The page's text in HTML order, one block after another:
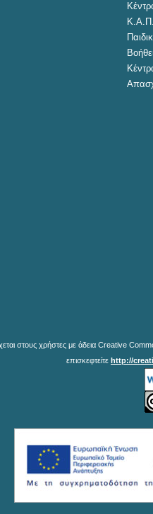
στους χρήστες με άδεια Creative
επισκεφτείτε http://